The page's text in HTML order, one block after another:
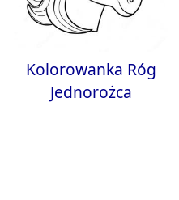
Kolorowanka Róg
Jednorożca